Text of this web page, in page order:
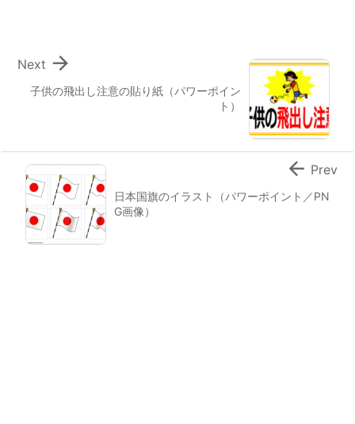
子供の飛出し注意の貼り紙（パワーポイン
ト）

Next
日本国旗のイラスト（パワーポイント／PN
G画像）
 Prev